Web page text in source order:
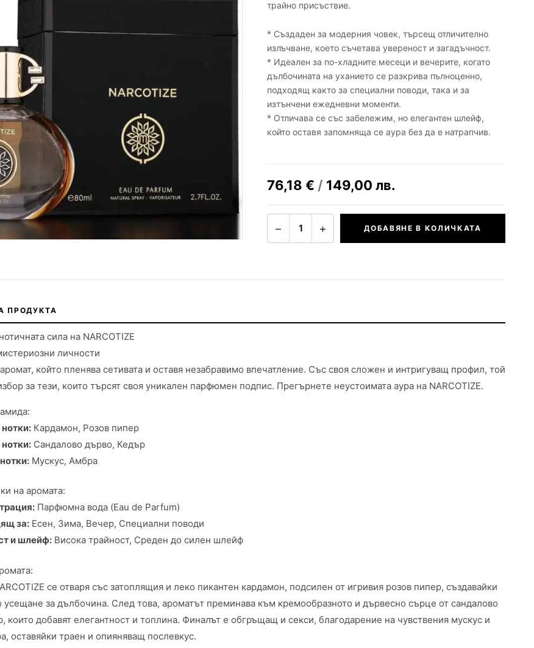
трайно присъствие.
* Създаден за модерния човек, търсещ отличително
излъчване, което съчетава увереност и загадъчност.
* Идеален за по-хладните месеци и вечерите, когато
дълбочината на уханието се разкрива пълноценно,
подходящ както за специални поводи, така и за
изтънчени ежедневни моменти.
* Отличава се със забележим, но елегантен шлейф,
който оставя запомняща се аура без да е натрапчив.
76,18 € / 149,00 лв.
− 1 + ДОБАВЯНЕ В КОЛИЧКАТА
ПРОДУКТА
сила на NARCOTIZE
личности
който пленява сетивата и оставя незабравимо впечатление. Със своя сложен и интригуващ профил, той
за тези, които търсят своя уникален парфюмен подпис. Прегърнете неустоимата аура на NARCOTIZE.
Кардамон, Розов пипер
Сандалово дърво, Кедър
Мускус, Амбра
на аромата:
Парфюмна вода (Eau de Parfum)
за: Есен, Зима, Вечер, Специални поводи
и шлейф: Висока трайност, Среден до силен шлейф
се отваря със затоплящия и леко пикантен кардамон, подсилен от игривия розов пипер, създавайки
усещане за дълбочина. След това, ароматът преминава към кремообразното и дървесно сърце от сандалово
които добавят елегантност и топлина. Финалът е обгръщащ и секси, благодарение на чувствения мускус и
оставяйки траен и опияняващ послевкус.